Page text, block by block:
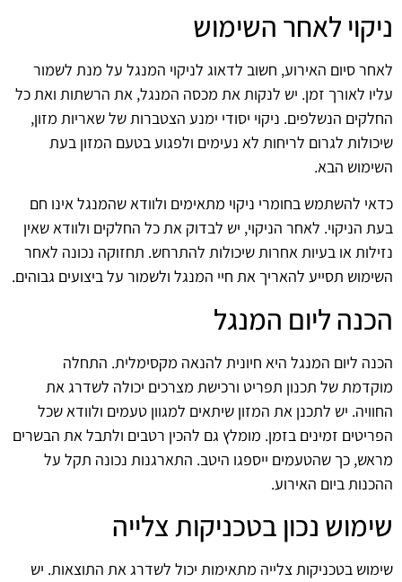
ניקוי לאחר השימוש
לאחר סיום האירוע, חשוב לדאוג לניקוי המנגל על מנת לשמור
עליו לאורך זמן. יש לנקות את מכסה המנגל, את הרשתות ואת כל
החלקים הנשלפים. ניקוי יסודי ימנע הצטברות של שאריות מזון,
שיכולות לגרום לריחות לא נעימים ולפגוע בטעם המזון בעת
השימוש הבא.
כדאי להשתמש בחומרי ניקוי מתאימים ולוודא שהמנגל אינו חם
בעת הניקוי. לאחר הניקוי, יש לבדוק את כל החלקים ולוודא שאין
נזילות או בעיות אחרות שיכולות להתרחש. תחזוקה נכונה לאחר
השימוש תסייע להאריך את חיי המנגל ולשמור על ביצועים גבוהים.
הכנה ליום המנגל
הכנה ליום המנגל היא חיונית להנאה מקסימלית. התחלה
מוקדמת של תכנון תפריט ורכישת מצרכים יכולה לשדרג את
החוויה. יש לתכנן את המזון שיתאים למגוון טעמים ולוודא שכל
הפריטים זמינים בזמן. מומלץ גם להכין רטבים ולתבל את הבשרים
מראש, כך שהטעמים ייספגו היטב. התארגנות נכונה תקל על
ההכנות ביום האירוע.
שימוש נכון בטכניקות צלייה
שימוש בטכניקות צלייה מתאימות יכול לשדרג את התוצאות. יש